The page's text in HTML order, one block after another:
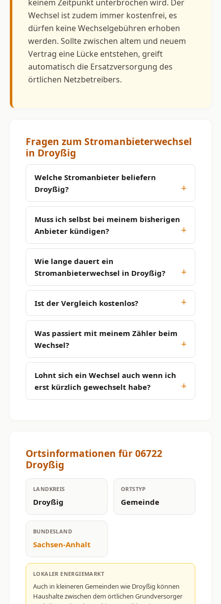
keinem Zeitpunkt unterbrochen wird. Der
Wechsel ist zudem immer kostenfrei, es
dürfen keine Wechselgebühren erhoben
werden. Sollte zwischen altem und neuem
Vertrag eine Lücke entstehen, greift
automatisch die Ersatzversorgung des
örtlichen Netzbetreibers.
Fragen zum Stromanbieterwechsel
in Droyßig
Welche Stromanbieter beliefern
Droyßig?
Muss ich selbst bei meinem bisherigen
Anbieter kündigen?
Wie lange dauert ein
Stromanbieterwechsel in Droyßig?
Ist der Vergleich kostenlos?
Was passiert mit meinem Zähler beim
Wechsel?
Lohnt sich ein Wechsel auch wenn ich
erst kürzlich gewechselt habe?
Ortsinformationen für 06722
Droyßig
LANDKREIS
Droyßig
ORTSTYP
Gemeinde
BUNDESLAND
Sachsen-Anhalt
LOKALER ENERGIEMARKT
Auch in kleineren Gemeinden wie Droyßig können
Haushalte zwischen dem örtlichen Grundversorger